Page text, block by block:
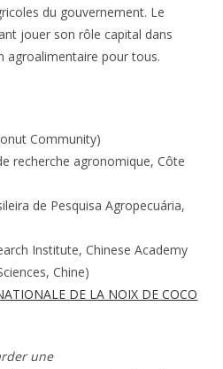
du gouvernement. Le
jouer son rôle capital dans
agroalimentaire pour tous.
Community)
recherche agronomique, Côte
de Pesquisa Agropecuária,
Institute, Chinese Academy
Chine)
DE LA NOIX DE COCO
une